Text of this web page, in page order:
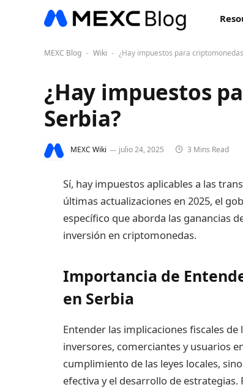
MEXC Blog - Wiki - ¿Hay impuestos para
¿Hay impuestos
Serbia?
MEXC Wiki julio 24, 2025 3 Mins Read
Sí, hay impuestos aplicables a las
últimas actualizaciones en 2025, el
específico que aborda las ganancias
inversión en criptomonedas.
Importancia de
en Serbia
Entender las implicaciones fiscales
inversores, comerciantes y usuarios
cumplimiento de las leyes locales,
efectiva y el desarrollo de